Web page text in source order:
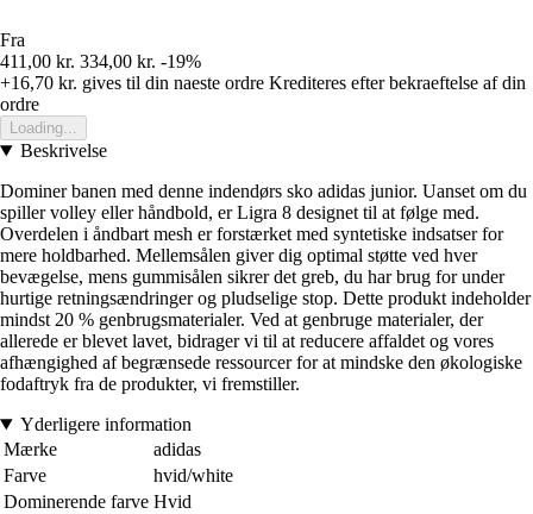
Fra
411,00 kr. 334,00 kr. -19%
+16,70 kr. gives til din naeste ordre Krediteres efter bekraeftelse af din
ordre
Loading...
Beskrivelse
Dominer banen med denne indendørs sko adidas junior. Uanset om du
spiller volley eller håndbold, er Ligra 8 designet til at følge med.
Overdelen i åndbart mesh er forstærket med syntetiske indsatser for
mere holdbarhed. Mellemsålen giver dig optimal støtte ved hver
bevægelse, mens gummisålen sikrer det greb, du har brug for under
hurtige retningsændringer og pludselige stop. Dette produkt indeholder
mindst 20 % genbrugsmaterialer. Ved at genbruge materialer, der
allerede er blevet lavet, bidrager vi til at reducere affaldet og vores
afhængighed af begrænsede ressourcer for at mindske den økologiske
fodaftryk fra de produkter, vi fremstiller.
Yderligere information
Mærke
adidas
Farve
hvid/white
Dominerende farve Hvid